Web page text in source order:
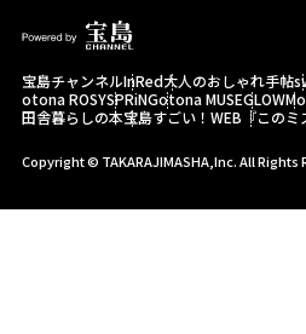
宝島チャンネルInRed大人のおしゃれ手帖
otona ROSYSPRiNGotona MUSEGLOW
田舎暮らしの本宝島すごい！WEB 『この
Copyright © TAKARAJIMASHA,Inc. All Rights